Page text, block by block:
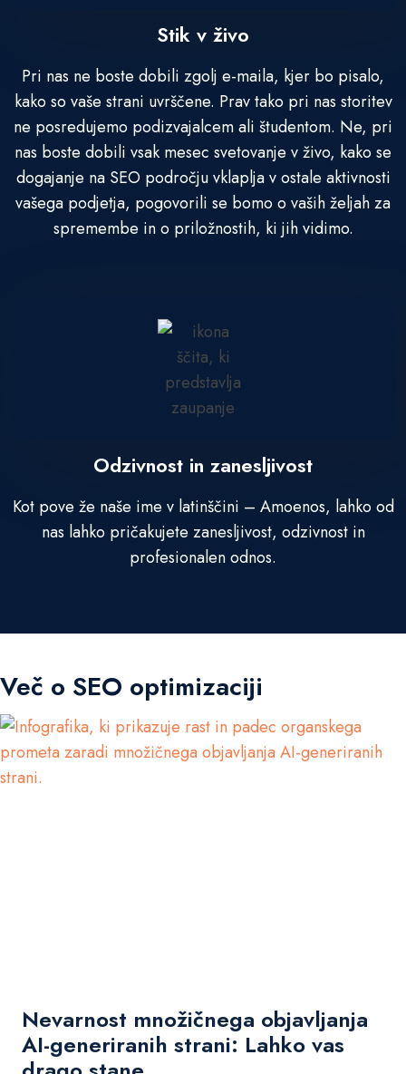
Stik v živo
Pri nas ne boste dobili zgolj e-maila, kjer bo pisalo,
kako so vaše strani uvrščene. Prav tako pri nas storitev
ne posredujemo podizvajalcem ali študentom. Ne, pri
nas boste dobili vsak mesec svetovanje v živo, kako se
dogajanje na SEO področju vklaplja v ostale aktivnosti
vašega podjetja, pogovorili se bomo o vaših željah za
spremembe in o priložnostih, ki jih vidimo.
Odzivnost in zanesljivost
Kot pove že naše ime v latinščini – Amoenos, lahko od
nas lahko pričakujete zanesljivost, odzivnost in
profesionalen odnos.
Več o SEO optimizaciji
Nevarnost množičnega objavljanja
AI-generiranih strani: Lahko vas